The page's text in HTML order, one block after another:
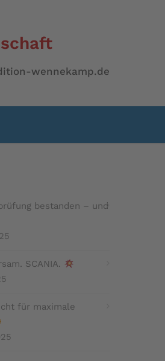
wennekamp.de
bestanden – und
SCANIA.
für maximale